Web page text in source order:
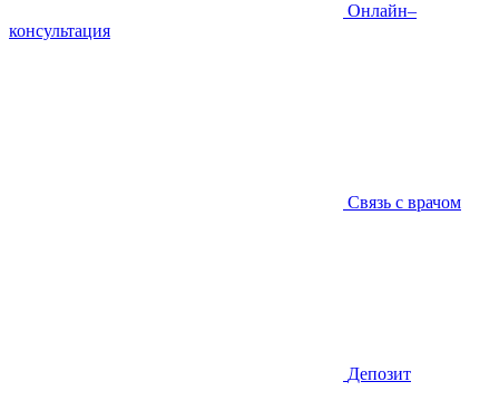
Онлайн–
консультация
Связь с врачом
Депозит